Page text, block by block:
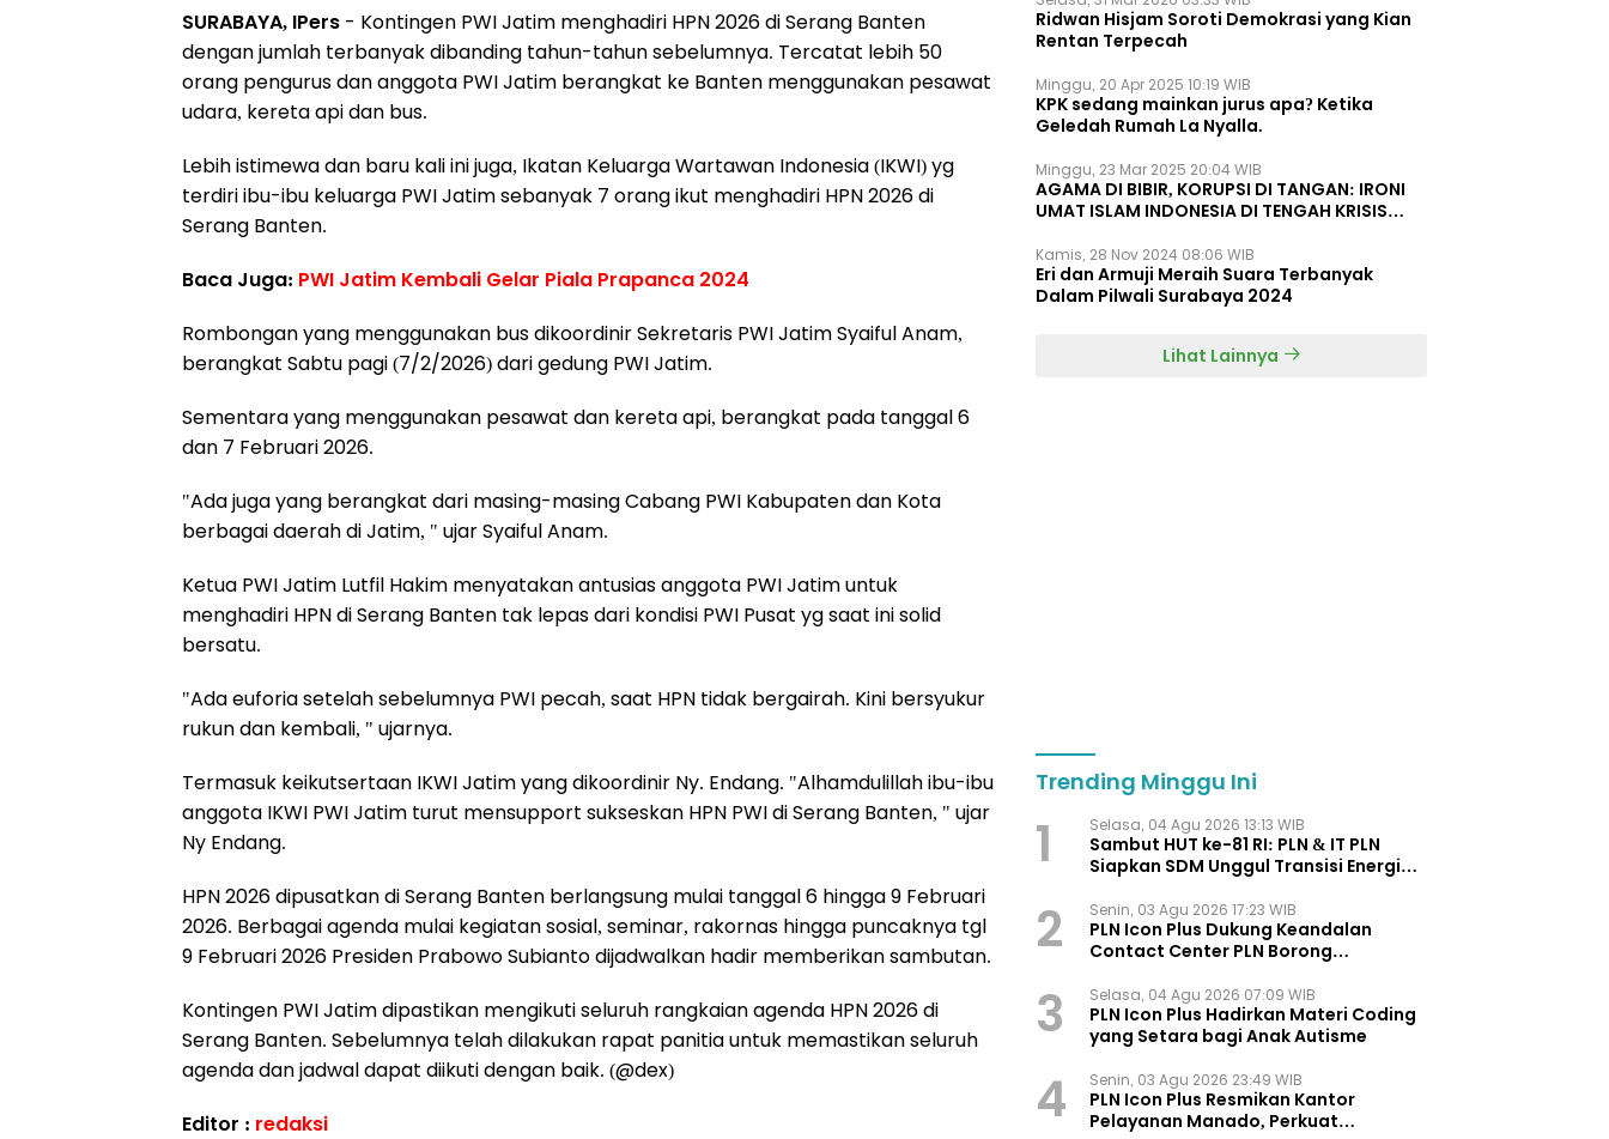
SURABAYA, IPers - Kontingen PWI Jatim menghadiri HPN 2026 di Serang Banten
dengan jumlah terbanyak dibanding tahun-tahun sebelumnya. Tercatat lebih 50
orang pengurus dan anggota PWI Jatim berangkat ke Banten menggunakan pesawat
udara, kereta api dan bus.
Lebih istimewa dan baru kali ini juga, Ikatan Keluarga Wartawan Indonesia (IKWI) yg
terdiri ibu-ibu keluarga PWI Jatim sebanyak 7 orang ikut menghadiri HPN 2026 di
Serang Banten.
Baca Juga: PWI Jatim Kembali Gelar Piala Prapanca 2024
Rombongan yang menggunakan bus dikoordinir Sekretaris PWI Jatim Syaiful Anam,
berangkat Sabtu pagi (7/2/2026) dari gedung PWI Jatim.
Sementara yang menggunakan pesawat dan kereta api, berangkat pada tanggal 6
dan 7 Februari 2026.
"Ada juga yang berangkat dari masing-masing Cabang PWI Kabupaten dan Kota
berbagai daerah di Jatim, " ujar Syaiful Anam.
Ketua PWI Jatim Lutfil Hakim menyatakan antusias anggota PWI Jatim untuk
menghadiri HPN di Serang Banten tak lepas dari kondisi PWI Pusat yg saat ini solid
bersatu.
"Ada euforia setelah sebelumnya PWI pecah, saat HPN tidak bergairah. Kini bersyukur
rukun dan kembali, " ujarnya.
Termasuk keikutsertaan IKWI Jatim yang dikoordinir Ny. Endang. "Alhamdulillah ibu-ibu
anggota IKWI PWI Jatim turut mensupport sukseskan HPN PWI di Serang Banten, " ujar
Ny Endang.
HPN 2026 dipusatkan di Serang Banten berlangsung mulai tanggal 6 hingga 9 Februari
2026. Berbagai agenda mulai kegiatan sosial, seminar, rakornas hingga puncaknya tgl
9 Februari 2026 Presiden Prabowo Subianto dijadwalkan hadir memberikan sambutan.
Kontingen PWI Jatim dipastikan mengikuti seluruh rangkaian agenda HPN 2026 di
Serang Banten. Sebelumnya telah dilakukan rapat panitia untuk memastikan seluruh
agenda dan jadwal dapat diikuti dengan baik. (@dex)
Editor : redaksi
Ridwan Hisjam Soroti Demokrasi yang Kian
Rentan Terpecah
Minggu, 20 Apr 2025 10:19 WIB
KPK sedang mainkan jurus apa? Ketika
Geledah Rumah La Nyalla.
Minggu, 23 Mar 2025 20:04 WIB
AGAMA DI BIBIR, KORUPSI DI TANGAN: IRONI
UMAT ISLAM INDONESIA DI TENGAH KRISIS
Kamis, 28 Nov 2024 08:06 WIB
Eri dan Armuji Meraih Suara Terbanyak
Dalam Pilwali Surabaya 2024
Lihat Lainnya
Trending Minggu Ini
1 Selasa, 04 Agu 2026 13:13 WIB
Sambut HUT ke-81 RI: PLN & IT PLN
Siapkan SDM Unggul Transisi Energi
bagi Siswa SMA
2 Senin, 03 Agu 2026 17:23 WIB
PLN Icon Plus Dukung Keandalan
Contact Center PLN Borong
3 Selasa, 04 Agu 2026 07:09 WIB
PLN Icon Plus Hadirkan Materi Coding
yang Setara bagi Anak Autisme
4 Senin, 03 Agu 2026 23:49 WIB
PLN Icon Plus Resmikan Kantor
Pelayanan Manado, Perkuat